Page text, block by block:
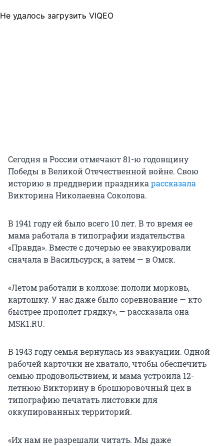
Не удалось загрузить VIQEO
Сегодня в России отмечают 81-ю годовщину
Победы в Великой Отечественной войне. Свою
историю в преддверии праздника рассказала
Викторина Николаевна Соколова.
В 1941 году ей было всего 10 лет. В то время ее
мама работала в типографии издательства
«Правда». Вместе с дочерью ее эвакуировали
сначала в Васильсурск, а затем — в Омск.
«Летом работали в колхозе: пололи морковь,
картошку. У нас даже было соревнование — кто
быстрее прополет грядку», — рассказала она
MSK1.RU.
В 1943 году семья вернулась из эвакуации. Одной
рабочей карточки не хватало, чтобы обеспечить
семью продовольствием, и мама устроила 12-
летнюю Викторину в брошюровочный цех в
типографию печатать листовки для
оккупированных территорий.
«Их нам не разрешали читать. Мы даже